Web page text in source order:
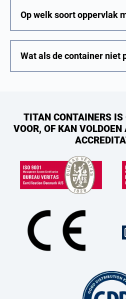
Op welk soort oppervlak
Wat als de container niet
TITAN CONTAINERS IS
VOOR, OF KAN VOLDOEN